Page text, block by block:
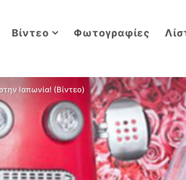
Βίντεο Φωτογραφίες
Ιαπωνία! (Βίντεο)